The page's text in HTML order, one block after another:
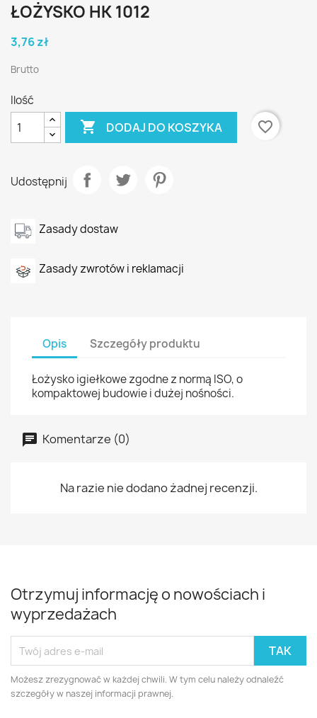
ŁOŻYSKO HK 1012
3,76 zł
Brutto
Ilość
 DODAJ DO KOSZYKA favorite_border
Udostępnij
Zasady dostaw
Zasady zwrotów i reklamacji
Opis Szczegóły produktu
Łożysko igiełkowe zgodne z normą ISO, o
kompaktowej budowie i dużej nośności.
Komentarze (0)
Na razie nie dodano żadnej recenzji.
Otrzymuj informację o nowościach i
wyprzedażach
Możesz zrezygnować w każdej chwili. W tym celu należy odnaleźć
szczegóły w naszej informacji prawnej.